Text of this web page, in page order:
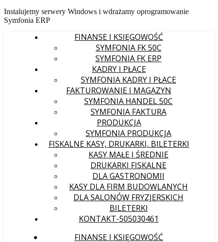
Instalujemy serwery Windows i wdrażamy oprogramowanie
Symfonia ERP
FINANSE I KSIĘGOWOŚĆ
SYMFONIA FK 50C
SYMFONIA FK ERP
KADRY I PŁACE
SYMFONIA KADRY I PŁACE
FAKTUROWANIE I MAGAZYN
SYMFONIA HANDEL 50C
SYMFONIA FAKTURA
PRODUKCJA
SYMFONIA PRODUKCJA
FISKALNE KASY, DRUKARKI, BILETERKI
KASY MAŁE I ŚREDNIE
DRUKARKI FISKALNE
DLA GASTRONOMII
KASY DLA FIRM BUDOWLANYCH
DLA SALONÓW FRYZJERSKICH
BILETERKI
KONTAKT-505030461
FINANSE I KSIĘGOWOŚĆ